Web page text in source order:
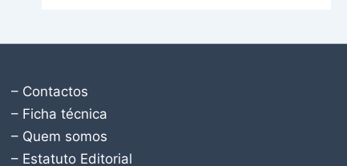
– Contactos
– Ficha técnica
– Quem somos
– Estatuto Editorial